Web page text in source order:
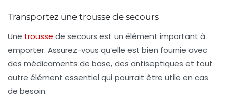
Transportez une trousse de secours
Une trousse de secours est un élément important à
emporter. Assurez-vous qu’elle est bien fournie avec
des médicaments de base, des antiseptiques et tout
autre élément essentiel qui pourrait être utile en cas
de besoin.